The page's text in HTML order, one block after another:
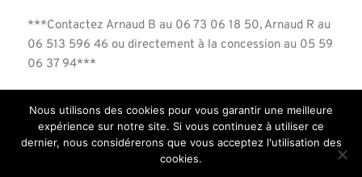
***Contactez Arnaud B au 06 73 06 18 50, Arnaud R au
06 513 596 46 ou directement à la concession au 05 59
06 37 94***
-Mentions légales
Nous utilisons des cookies pour vous garantir une meilleure
expérience sur notre site. Si vous continuez à utiliser ce
dernier, nous considérerons que vous acceptez l'utilisation des
cookies.